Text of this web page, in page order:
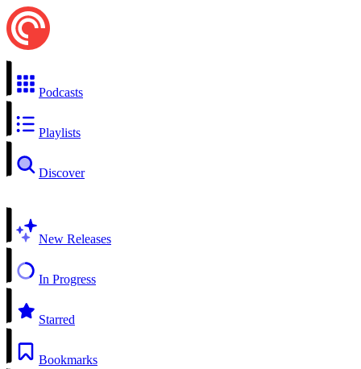
Podcasts
Playlists
Discover
New Releases
In Progress
Starred
Bookmarks